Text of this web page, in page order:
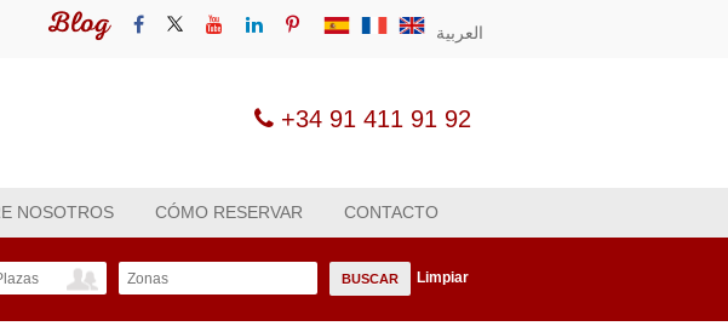
العربية Blog
+34 91 411 91 92
NOSOTROS CÓMO RESERVAR CONTACTO
Zonas BUSCAR Limpiar